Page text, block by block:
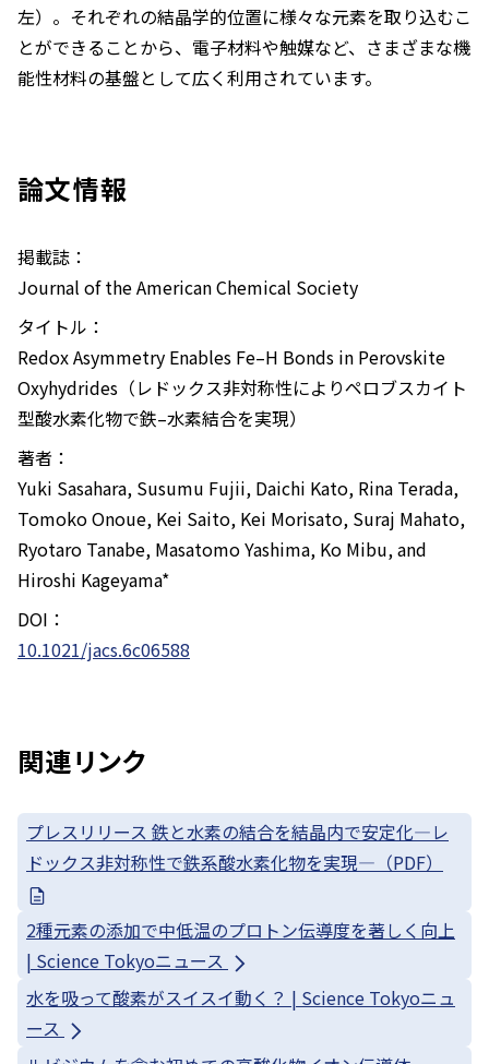
左）。それぞれの結晶学的位置に様々な元素を取り込むこ
とができることから、電子材料や触媒など、さまざまな機
能性材料の基盤として広く利用されています。
論文情報
掲載誌：
Journal of the American Chemical Society
タイトル：
Redox Asymmetry Enables Fe–H Bonds in Perovskite
Oxyhydrides（レドックス非対称性によりペロブスカイト
型酸水素化物で鉄–水素結合を実現）
著者：
Yuki Sasahara, Susumu Fujii, Daichi Kato, Rina Terada,
Tomoko Onoue, Kei Saito, Kei Morisato, Suraj Mahato,
Ryotaro Tanabe, Masatomo Yashima, Ko Mibu, and
Hiroshi Kageyama*
DOI：
10.1021/jacs.6c06588
関連リンク
プレスリリース 鉄と水素の結合を結晶内で安定化—レ
ドックス非対称性で鉄系酸水素化物を実現—（PDF）
2種元素の添加で中低温のプロトン伝導度を著しく向上
| Science Tokyoニュース
水を吸って酸素がスイスイ動く？ | Science Tokyoニュ
ース